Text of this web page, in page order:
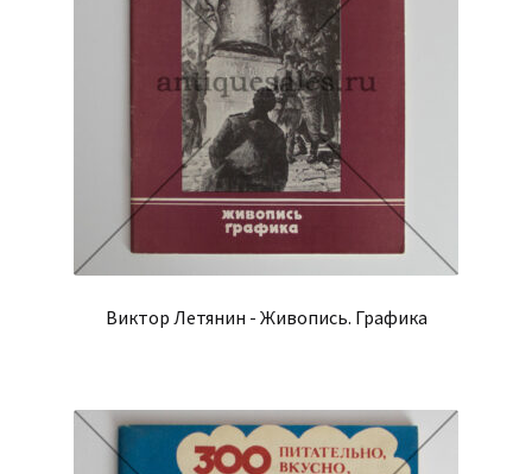
Виктор Летянин - Живопись. Графика